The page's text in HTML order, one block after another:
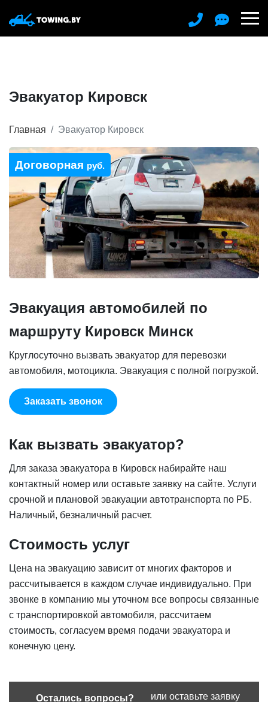
Эвакуатор Кировск
Главная Эвакуатор Кировск
Договорная руб.
Эвакуация автомобилей по
маршруту Кировск Минск
Круглосуточно вызвать эвакуатор для перевозки
автомобиля, мотоцикла. Эвакуация с полной погрузкой.
Заказать звонок
Как вызвать эвакуатор?
Для заказа эвакуатора в Кировск набирайте наш
контактный номер или оставьте заявку на сайте. Услуги
срочной и плановой эвакуации автотранспорта по РБ.
Наличный, безналичный расчет.
Стоимость услуг
Цена на эвакуацию зависит от многих факторов и
рассчитывается в каждом случае индивидуально. При
звонке в компанию мы уточном все вопросы связанные
с транспортировкой автомобиля, рассчитаем
стоимость, согласуем время подачи эвакуатора и
конечную цену.
Остались вопросы? или оставьте заявку